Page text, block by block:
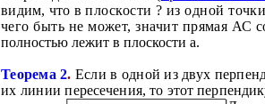
видим, что вплоскости? из одной точки
чего быть не может, значит прямая АС
полностью лежит в плоскости a.
Теорема 2. Если в одной из двух
их линиипересечения, то этот